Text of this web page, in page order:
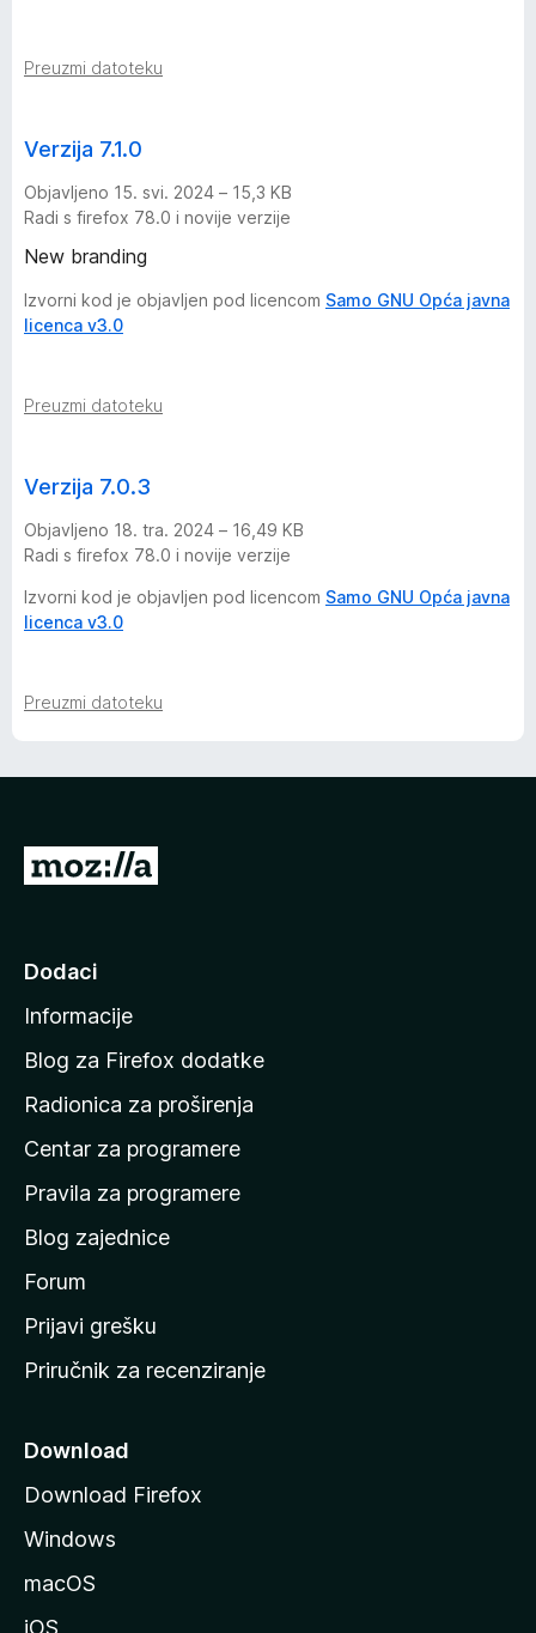
a
n
t
-
S
a
r
c
h
e
n
g
n
–
4
v
e
r
z
i
j
e
Preuzmi datoteku
Verzija 7.1.0
Objavljeno 15. svi. 2024 – 15,3 KB
Radi s firefox 78.0 i novije verzije
New branding
Izvorni kod je objavljen pod licencom Samo GNU Opća javna
licenca v3.0
Preuzmi datoteku
Verzija 7.0.3
Objavljeno 18. tra. 2024 – 16,49 KB
Radi s firefox 78.0 i novije verzije
Izvorni kod je objavljen pod licencom Samo GNU Opća javna
licenca v3.0
Preuzmi datoteku
n
p
o
e
t
n
s
t
r
n
c
M
o
Dodaci
Informacije
Blog za Firefox dodatke
Radionica za proširenja
Centar za programere
Pravila za programere
Blog zajednice
Forum
Prijavi grešku
Priručnik za recenziranje
Download
Download Firefox
Windows
macOS
iOS